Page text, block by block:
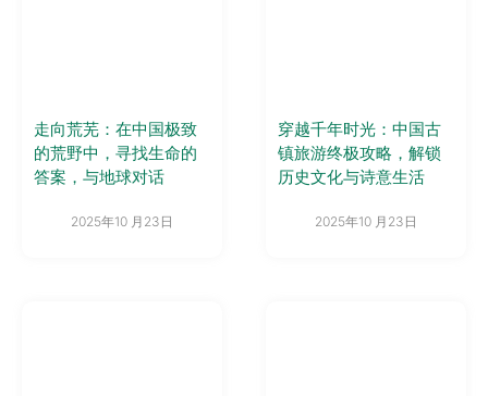
走向荒芜：在中国极致
的荒野中，寻找生命的
答案，与地球对话
2025年10 月23日
穿越千年时光：中国古
镇旅游终极攻略，解锁
历史文化与诗意生活
2025年10 月23日